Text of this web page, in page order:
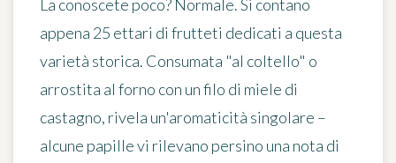
La conoscete poco? Normale. Si contano
appena 25 ettari di frutteti dedicati a questa
varietà storica. Consumata "al coltello" o
arrostita al forno con un filo di miele di
castagno, rivela un'aromaticità singolare –
alcune papille vi rilevano persino una nota di